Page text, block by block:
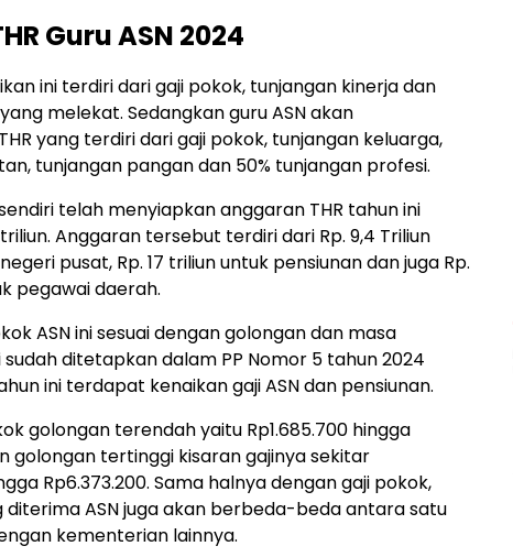
Guru ASN 2024
ini terdiri dari gaji pokok, tunjangan kinerja dan
melekat. Sedangkan guru ASN akan
yang terdiri dari gaji pokok, tunjangan keluarga,
tunjangan pangan dan 50% tunjangan profesi.
telah menyiapkan anggaran THR tahun ini
Anggaran tersebut terdiri dari Rp. 9,4 Triliun
pusat, Rp. 17 triliun untuk pensiunan dan juga Rp.
pegawai daerah.
ASN ini sesuai dengan golongan dan masa
sudah ditetapkan dalam PP Nomor 5 tahun 2024
ini terdapat kenaikan gaji ASN dan pensiunan.
golongan terendah yaitu Rp1.685.700 hingga
golongan tertinggi kisaran gajinya sekitar
Rp6.373.200. Sama halnya dengan gaji pokok,
diterima ASN juga akan berbeda-beda antara satu
kementerian lainnya.